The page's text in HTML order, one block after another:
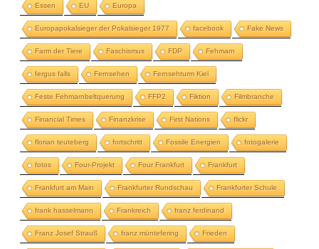
Essen EU Europa
Europapokalsieger der Pokalsieger 1977 facebook Fake News
Farm der Tiere Faschismus FDP Fehmarn
fergus falls Fernsehen Fernsehturm Kiel
Feste Fehmarnbeltquerung FFP2 Fiktion Filmbranche
Financial Times Finanzkrise First Nations flickr
florian teuteberg fortschritt Fossile Energien fotogalerie
fotos Four-Projekt Four Frankfurt Frankfurt
Frankfurt am Main Frankfurter Rundschau Frankfurter Schule
frank hasselmann Frankreich franz ferdinand
Franz Josef Strauß franz müntefering Frieden